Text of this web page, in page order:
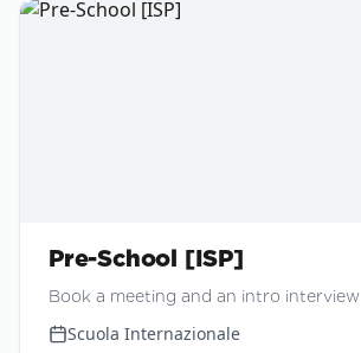
Pre-School [ISP]
Book a meeting and an intro interview
Scuola Internazionale